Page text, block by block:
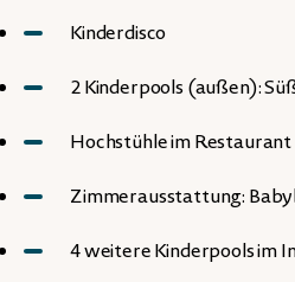
Kinderdisco
2 Kinderpools (außen):
Hochstühle im Restaurant
Zimmerausstattung:
4 weitere Kinderpools im